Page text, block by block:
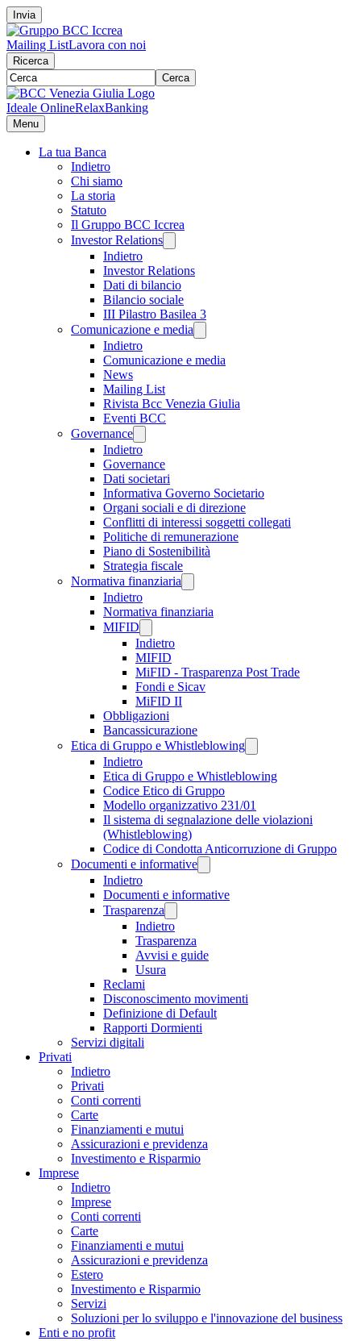
Invia
Mailing ListLavora con noi
Ricerca
Cerca
Ideale OnlineRelaxBanking
Menu
La tua Banca
Indietro
Chi siamo
La storia
Statuto
Il Gruppo BCC Iccrea
Investor Relations
Indietro
Investor Relations
Dati di bilancio
Bilancio sociale
III Pilastro Basilea 3
Comunicazione e media
Indietro
Comunicazione e media
News
Mailing List
Rivista Bcc Venezia Giulia
Eventi BCC
Governance
Indietro
Governance
Dati societari
Informativa Governo Societario
Organi sociali e di direzione
Conflitti di interessi soggetti collegati
Politiche di remunerazione
Piano di Sostenibilità
Strategia fiscale
Normativa finanziaria
Indietro
Normativa finanziaria
MIFID
Indietro
MIFID
MiFID - Trasparenza Post Trade
Fondi e Sicav
MiFID II
Obbligazioni
Bancassicurazione
Etica di Gruppo e Whistleblowing
Indietro
Etica di Gruppo e Whistleblowing
Codice Etico di Gruppo
Modello organizzativo 231/01
Il sistema di segnalazione delle violazioni
(Whistleblowing)
Codice di Condotta Anticorruzione di Gruppo
Documenti e informative
Indietro
Documenti e informative
Trasparenza
Indietro
Trasparenza
Avvisi e guide
Usura
Reclami
Disconoscimento movimenti
Definizione di Default
Rapporti Dormienti
Servizi digitali
Privati
Indietro
Privati
Conti correnti
Carte
Finanziamenti e mutui
Assicurazioni e previdenza
Investimento e Risparmio
Imprese
Indietro
Imprese
Conti correnti
Carte
Finanziamenti e mutui
Assicurazioni e previdenza
Estero
Investimento e Risparmio
Servizi
Soluzioni per lo sviluppo e l'innovazione del business
Enti e no profit